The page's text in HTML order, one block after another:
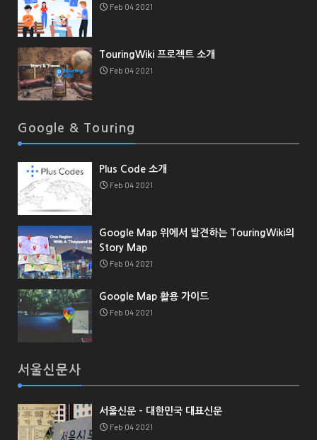
Feb 04 2021
TouringWiki 프로젝트 소개
Feb 04 2021
Google & Touring
Plus Code 소개
Feb 04 2021
Google Map 위에서 발견하는 TouringWiki의
Story Map
Feb 04 2021
Google Map 활용 가이드
Feb 04 2021
서울신문사
서울신문 - 대한민국 대표신문
Feb 04 2021